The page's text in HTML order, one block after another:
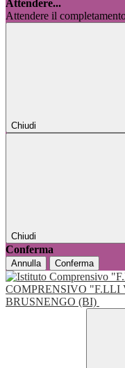
Attendere...
Attendere il
Chiudi
Chiudi
Conferma
Annulla Conferma
COMPRENSIVO
BRUSNENGO (BI)